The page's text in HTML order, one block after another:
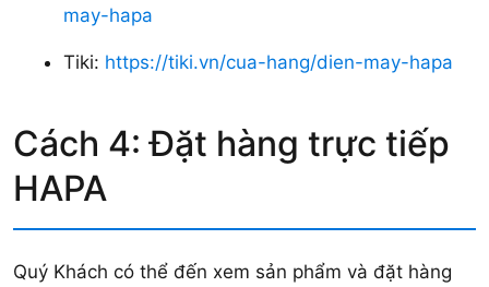
may-hapa
Tiki: https://tiki.vn/cua-hang/dien-may-hapa
Cách 4: Đặt hàng trực tiếp
HAPA
Quý Khách có thể đến xem sản phẩm và đặt hàng